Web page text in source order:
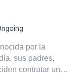
acecho de un
por la
sus padres,
contratar un